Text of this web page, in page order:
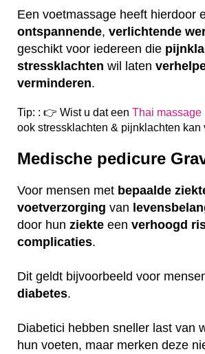
Een voetmassage heeft hierdoor
ontspannende, verlichtende
geschikt voor iedereen die
stressklachten wil laten
verminderen.
Tip: : 👉 Wist u dat een Thai massage
ook stressklachten & pijnklachten kan
Medische pedicure
Voor mensen met bepaalde
voetverzorging van
door hun ziekte een verhoogd
complicaties.
Dit geldt bijvoorbeeld voor
diabetes.
Diabetici hebben sneller last van
hun voeten, maar merken deze